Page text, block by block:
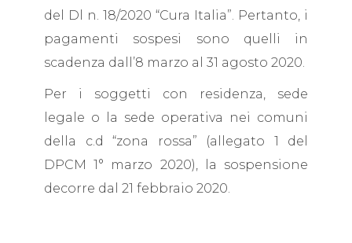
del Dl n. 18/2020 “Cura Italia”. Pertanto, i
pagamenti sospesi sono quelli in
scadenza dall’8 marzo al 31 agosto 2020.
Per i soggetti con residenza, sede
legale o la sede operativa nei comuni
della c.d “zona rossa” (allegato 1 del
DPCM 1° marzo 2020), la sospensione
decorre dal 21 febbraio 2020.